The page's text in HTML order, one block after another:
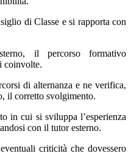
di Classe e si rapporta con
il percorso formativo
coinvolte.
di alternanza e ne verifica,
il corretto svolgimento.
in cui si sviluppa l’esperienza
con il tutor esterno.
criticità che dovessero